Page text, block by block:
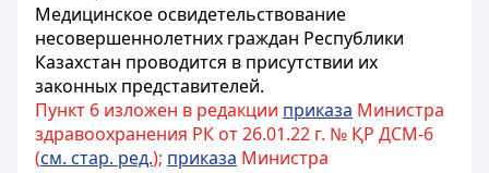
Медицинское освидетельствование
несовершеннолетних граждан Республики
Казахстан проводится в присутствии их
законных представителей.
Пункт 6 изложен в редакции приказа Министра
здравоохранения РК от 26.01.22 г. № ҚР ДСМ-6
(см. стар. ред.); приказа Министра